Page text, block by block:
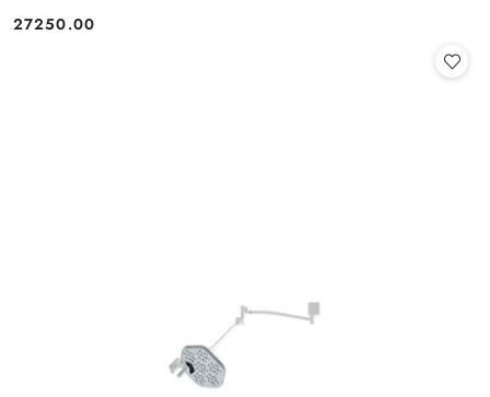
Cena:
27250.00